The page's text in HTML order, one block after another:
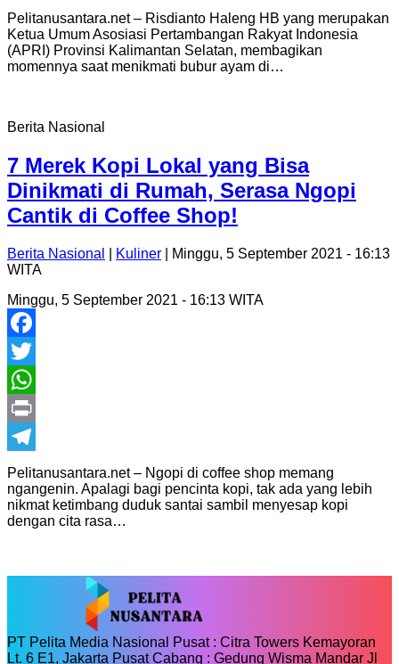
Telegram
Pelitanusantara.net – Risdianto Haleng HB yang merupakan
Ketua Umum Asosiasi Pertambangan Rakyat Indonesia
(APRI) Provinsi Kalimantan Selatan, membagikan
momennya saat menikmati bubur ayam di…
Berita Nasional
7 Merek Kopi Lokal yang Bisa
Dinikmati di Rumah, Serasa Ngopi
Cantik di Coffee Shop!
Berita Nasional Kuliner | Minggu, 5 September 2021 - 16:13
WITA
Minggu, 5 September 2021 - 16:13 WITA
Facebook
Twitter
WhatsApp
Print
Telegram
Pelitanusantara.net – Ngopi di coffee shop memang
ngangenin. Apalagi bagi pencinta kopi, tak ada yang lebih
nikmat ketimbang duduk santai sambil menyesap kopi
dengan cita rasa…
PT Pelita Media Nasional Pusat : Citra Towers Kemayoran
Lt. 6 E1, Jakarta Pusat Cabang : Gedung Wisma Mandar Jl